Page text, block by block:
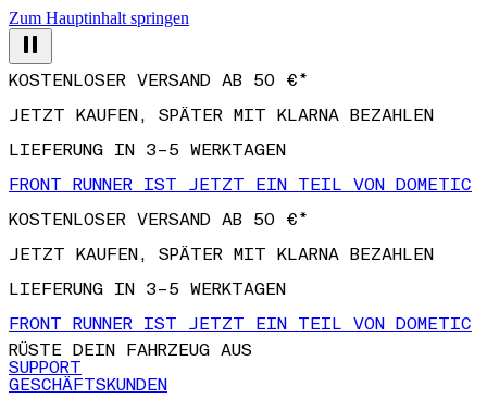
Zum Hauptinhalt springen
JETZT KAUFEN, SPÄTER MIT KLARNA BEZAHLEN
LIEFERUNG IN 3–5 WERKTAGEN
FRONT RUNNER IST JETZT EIN TEIL VON DOMETIC
KOSTENLOSER VERSAND AB 50 €*
JETZT KAUFEN, SPÄTER MIT KLARNA BEZAHLEN
LIEFERUNG IN 3–5 WERKTAGEN
FRONT RUNNER IST JETZT EIN TEIL VON DOMETIC
RÜSTE DEIN FAHRZEUG AUS
SUPPORT
GESCHÄFTSKUNDEN